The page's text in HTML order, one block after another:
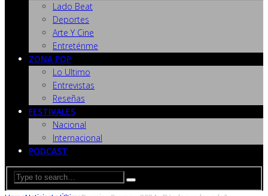
Lado Beat
Deportes
Arte Y Cine
Entreténme
ZONA POP
Lo Ultimo
Entrevistas
Reseñas
FESTIVALES
Nacional
Internacional
PODCAST